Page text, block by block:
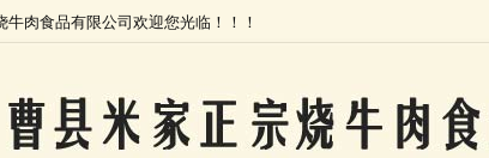
肉食品有限公司欢迎您光临！！！